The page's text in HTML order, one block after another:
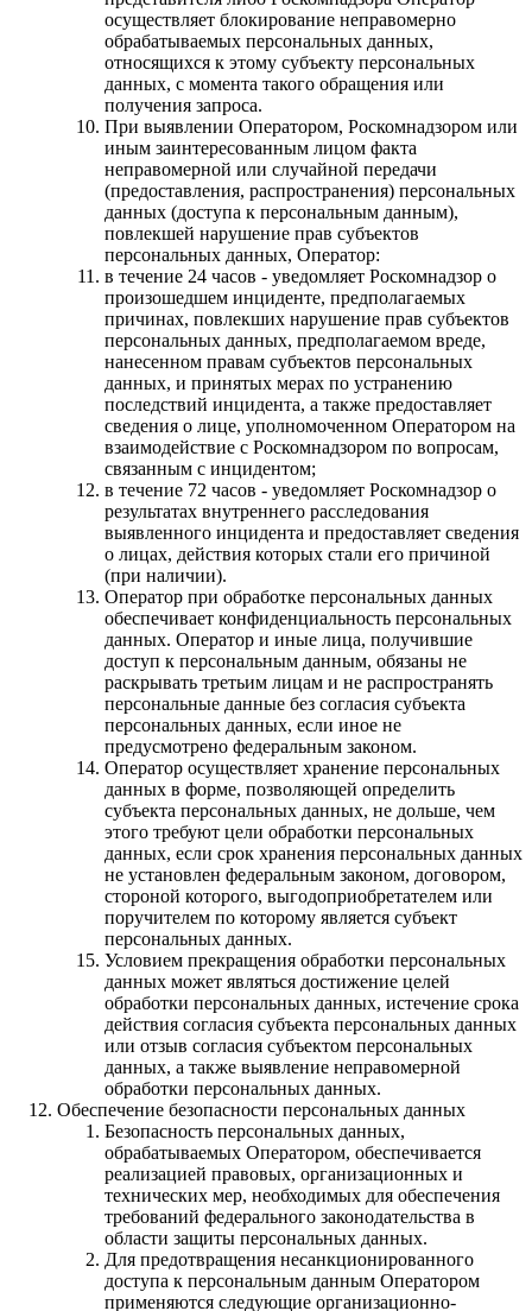
осуществляет блокирование неправомерно
обрабатываемых персональных данных,
относящихся к этому субъекту персональных
данных, с момента такого обращения или
получения запроса.
При выявлении Оператором, Роскомнадзором или
иным заинтересованным лицом факта
неправомерной или случайной передачи
(предоставления, распространения) персональных
данных (доступа к персональным данным),
повлекшей нарушение прав субъектов
персональных данных, Оператор:
в течение 24 часов - уведомляет Роскомнадзор о
произошедшем инциденте, предполагаемых
причинах, повлекших нарушение прав субъектов
персональных данных, предполагаемом вреде,
нанесенном правам субъектов персональных
данных, и принятых мерах по устранению
последствий инцидента, а также предоставляет
сведения о лице, уполномоченном Оператором на
взаимодействие с Роскомнадзором по вопросам,
связанным с инцидентом;
в течение 72 часов - уведомляет Роскомнадзор о
результатах внутреннего расследования
выявленного инцидента и предоставляет сведения
о лицах, действия которых стали его причиной
(при наличии).
Оператор при обработке персональных данных
обеспечивает конфиденциальность персональных
данных. Оператор и иные лица, получившие
доступ к персональным данным, обязаны не
раскрывать третьим лицам и не распространять
персональные данные без согласия субъекта
персональных данных, если иное не
предусмотрено федеральным законом.
Оператор осуществляет хранение персональных
данных в форме, позволяющей определить
субъекта персональных данных, не дольше, чем
этого требуют цели обработки персональных
данных, если срок хранения персональных данных
не установлен федеральным законом, договором,
стороной которого, выгодоприобретателем или
поручителем по которому является субъект
персональных данных.
Условием прекращения обработки персональных
данных может являться достижение целей
обработки персональных данных, истечение срока
действия согласия субъекта персональных данных
или отзыв согласия субъектом персональных
данных, а также выявление неправомерной
обработки персональных данных.
Обеспечение безопасности персональных данных
Безопасность персональных данных,
обрабатываемых Оператором, обеспечивается
реализацией правовых, организационных и
технических мер, необходимых для обеспечения
требований федерального законодательства в
области защиты персональных данных.
Для предотвращения несанкционированного
доступа к персональным данным Оператором
применяются следующие организационно-